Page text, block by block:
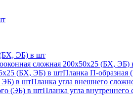
(БХ, ЭБ) в шт
сложная 200х50х25 (БХ, ЭБ)
(БХ, ЭБ) в штПланка П-
ЭБ) в штПланка угла внешнего
(ЭБ) в штПланка угла